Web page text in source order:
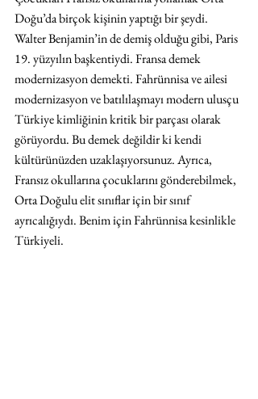
Doğu’da birçok kişinin yaptığı bir şeydi.
Walter Benjamin’in de demiş olduğu gibi, Paris
19. yüzyılın başkentiydi. Fransa demek
modernizasyon demekti. Fahrünnisa ve ailesi
modernizasyon ve batılılaşmayı modern ulusçu
Türkiye kimliğinin kritik bir parçası olarak
görüyordu. Bu demek değildir ki kendi
kültürünüzden uzaklaşıyorsunuz. Ayrıca,
Fransız okullarına çocuklarını gönderebilmek,
Orta Doğulu elit sınıflar için bir sınıf
ayrıcalığıydı. Benim için Fahrünnisa kesinlikle
Türkiyeli.